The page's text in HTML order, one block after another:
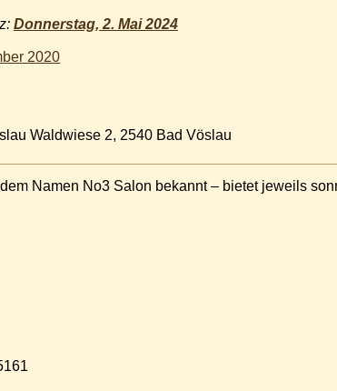
Donnerstag, 2. Mai 2024
2020
Waldwiese 2, 2540 Bad Vöslau
Namen No3 Salon bekannt – bietet jeweils
3095161